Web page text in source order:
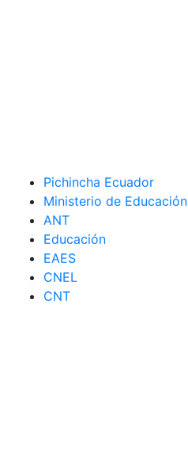
Pichincha Ecuador
Ministerio de Educación
ANT
Educación
EAES
CNEL
CNT